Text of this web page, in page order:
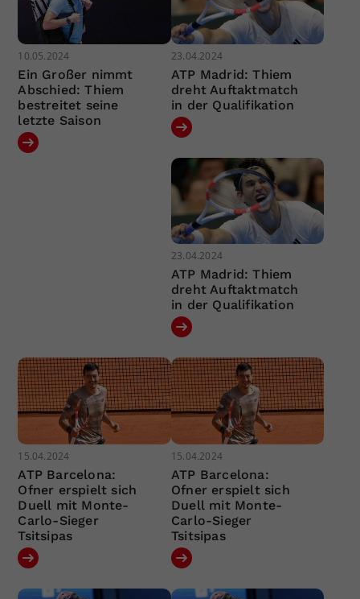
10.05.2024
Ein Großer nimmt
Abschied: Thiem
bestreitet seine
letzte Saison
23.04.2024
ATP Madrid: Thiem
dreht Auftaktmatch
in der Qualifikation
23.04.2024
ATP Madrid: Thiem
dreht Auftaktmatch
in der Qualifikation
15.04.2024
ATP Barcelona:
Ofner erspielt sich
Duell mit Monte-
Carlo-Sieger
Tsitsipas
15.04.2024
ATP Barcelona:
Ofner erspielt sich
Duell mit Monte-
Carlo-Sieger
Tsitsipas